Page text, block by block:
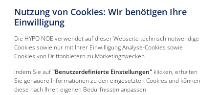
Nutzung von Cookies: Wir benötigen Ihre
Einwilligung
Die HYPO NOE verwendet auf dieser Webseite technisch notwendige
Cookies sowie nur mit Ihrer Einwilligung Analyse-Cookies sowie
Cookies von Drittanbietern zu Marketingzwecken.
Indem Sie auf"Benutzerdefinierte Einstellungen" klicken, erhalten
Sie genauere Informationen zu den eingesetzten Cookies und können
diese nach Ihren eigenen Bedürfnissen anpassen.